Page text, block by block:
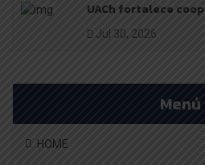
UACh fortalece
Jul 30, 2026
Menú
HOME